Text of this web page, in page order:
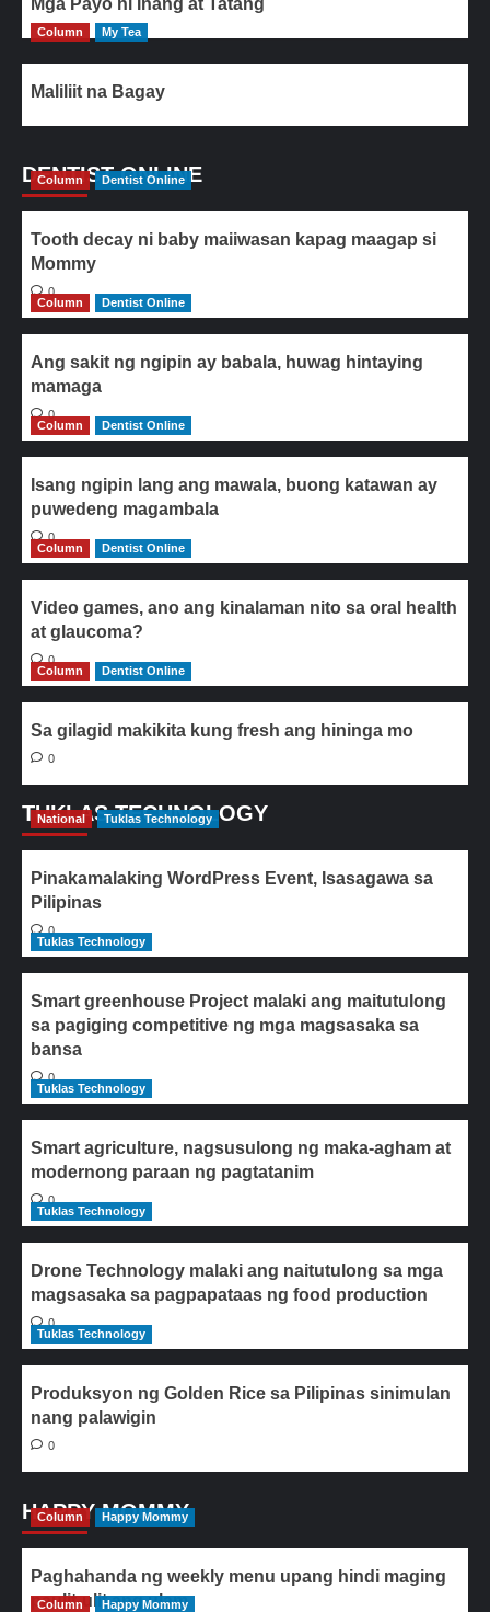
Mga Payo ni Inang at Tatang
Column My Tea
Maliliit na Bagay
DENTIST ONLINE
Column Dentist Online
Tooth decay ni baby maiiwasan kapag maagap si
Mommy
0
Column
Dentist Online
Ang sakit ng ngipin ay babala, huwag hintaying
mamaga
0
Column
Dentist Online
Isang ngipin lang ang mawala, buong katawan ay
puwedeng magambala
0
Column
Dentist Online
Video games, ano ang kinalaman nito sa oral health
at glaucoma?
0
Column
Dentist Online
Sa gilagid makikita kung fresh ang hininga mo
0
TUKLAS TECHNOLOGY
National Tuklas Technology
Pinakamalaking WordPress Event, Isasagawa sa
Pilipinas
0
Tuklas Technology
Smart greenhouse Project malaki ang maitutulong
sa pagiging competitive ng mga magsasaka sa
bansa
0
Tuklas Technology
Smart agriculture, nagsusulong ng maka-agham at
modernong paraan ng pagtatanim
0
Tuklas Technology
Drone Technology malaki ang naitutulong sa mga
magsasaka sa pagpapataas ng food production
0
Tuklas Technology
Produksyon ng Golden Rice sa Pilipinas sinimulan
nang palawigin
0
HAPPY MOMMY
Column Happy Mommy
Paghahanda ng weekly menu upang hindi maging
paulit-ulit ang ulam
Column Happy Mommy